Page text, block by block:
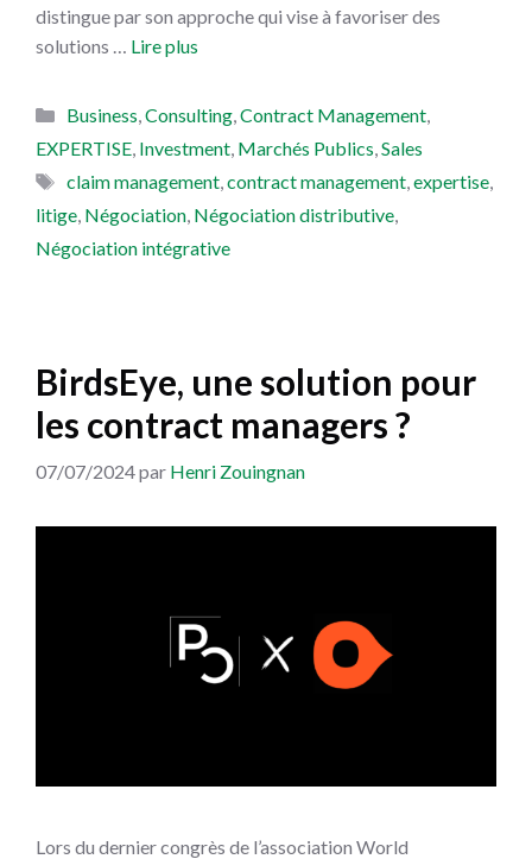
distingue par son approche qui vise à favoriser des
solutions … Lire plus
Catégories
Business,Consulting,Contract Management,
EXPERTISE, Investment, Marchés Publics,Sales
Étiquettes
claim management,contract management,expertise,
litige, Négociation, Négociation distributive,
Négociation intégrative
BirdsEye, une solution pour
les contract managers ?
07/07/2024par Henri Zouingnan
Lors du dernier congrès de l’association World